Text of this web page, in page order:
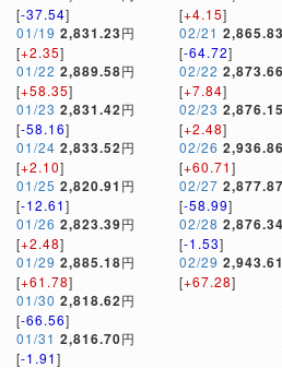
[-37.54]
01/19 2,831.23円
[+2.35]
01/22 2,889.58円
[+58.35]
01/23 2,831.42円
[-58.16]
01/24 2,833.52円
[+2.10]
01/25 2,820.91 円
[-12.61]
01/26 2,823.39円
[+2.48]
01/29 2,885.18円
[+61.78]
01/30 2,818.62円
[-66.56]
01/31 2,816.70円
[-1.91]
[+4.15]
02/21 2,865.83
[-64.72]
02/22 2,873.66
[+7.84]
02/23 2,876.15
[+2.48]
02/26 2,936.86
[+60.71]
02/27 2,877.87
[-58.99]
02/28 2,876.34
[-1.53]
02/29 2,943.61
[+67.28]